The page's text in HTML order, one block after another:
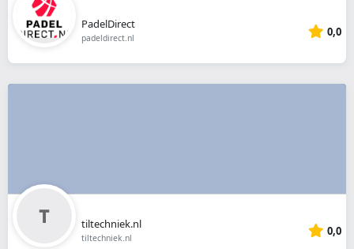
PadelDirect
padeldirect.nl 0,0
tiltechniek.nl
tiltechniek.nl 0,0